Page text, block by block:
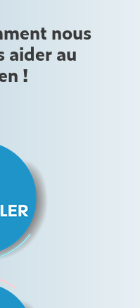
nous
aider au
!